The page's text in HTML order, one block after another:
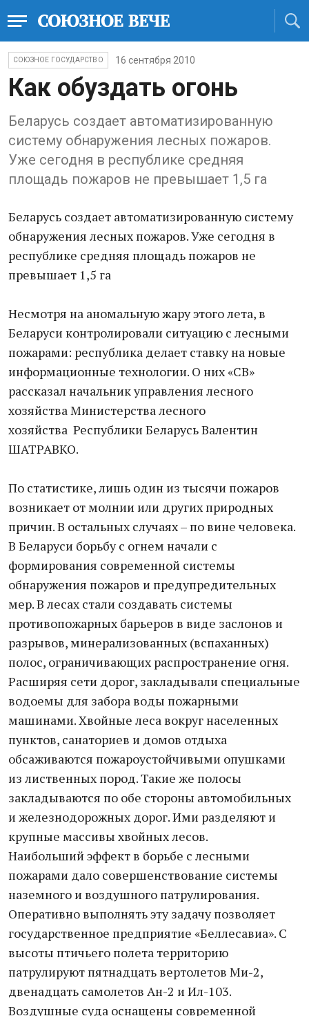
СОЮЗНОЕ ГОСУДАРСТВО 16 сентября 2010
Как обуздать огонь
Беларусь создает автоматизированную
систему обнаружения лесных пожаров.
Уже сегодня в республике средняя
площадь пожаров не превышает 1,5 га
Беларусь создает автоматизированную систему
обнаружения лесных пожаров. Уже сегодня в
республике средняя площадь пожаров не
превышает 1,5 га
Несмотря на аномальную жару этого лета, в
Беларуси контролировали ситуацию с лесными
пожарами: республика делает ставку на новые
информационные технологии. О них «СВ»
рассказал начальник управления лесного
хозяйства Министерства лесного
хозяйства Республики Беларусь Валентин
ШАТРАВКО.
По статистике, лишь один из тысячи пожаров
возникает от молнии или других природных
причин. В остальных случаях – по вине человека.
В Беларуси борьбу с огнем начали с
формирования современной системы
обнаружения пожаров и предупредительных
мер. В лесах стали создавать системы
противопожарных барьеров в виде заслонов и
разрывов, минерализованных (вспаханных)
полос, ограничивающих распространение огня.
Расширяя сети дорог, закладывали специальные
водоемы для забора воды пожарными
машинами. Хвойные леса вокруг населенных
пунктов, санаториев и домов отдыха
обсаживаются пожароустойчивыми опушками
из лиственных пород. Такие же полосы
закладываются по обе стороны автомобильных
и железнодорожных дорог. Ими разделяют и
крупные массивы хвойных лесов.
Наибольший эффект в борьбе с лесными
пожарами дало совершенствование системы
наземного и воздушного патрулирования.
Оперативно выполнять эту задачу позволяет
государственное предприятие «Беллесавиа». С
высоты птичьего полета территорию
патрулируют пятнадцать вертолетов Ми-2,
двенадцать самолетов Ан-2 и Ил-103.
Воздушные суда оснащены современной